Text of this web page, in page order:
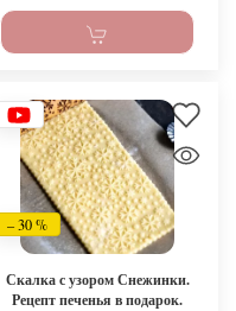
– 30 %
Скалка с узором Снежинки.
Рецепт печенья в подарок.